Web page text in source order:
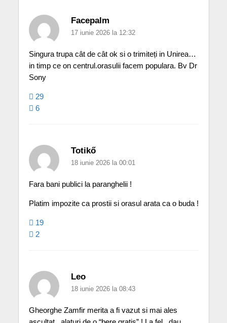
Facepalm
17 iunie 2026 la 12:32
Singura trupa cât de cât ok si o trimiteți in Unirea…
in timp ce on centrul.orasulii facem populara. Bv Dr
Sony
29
6
Totikő
18 iunie 2026 la 00:01
Fara bani publici la paranghelii !
Platim impozite ca prostii si orasul arata ca o buda !
19
2
Leo
18 iunie 2026 la 08:43
Gheorghe Zamfir merita a fi vazut si mai ales